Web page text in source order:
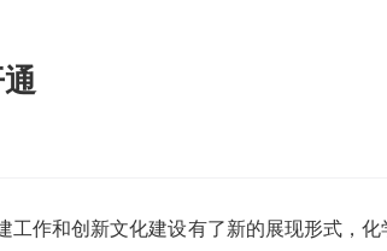
作和创新文化建设有了新的展现形式，